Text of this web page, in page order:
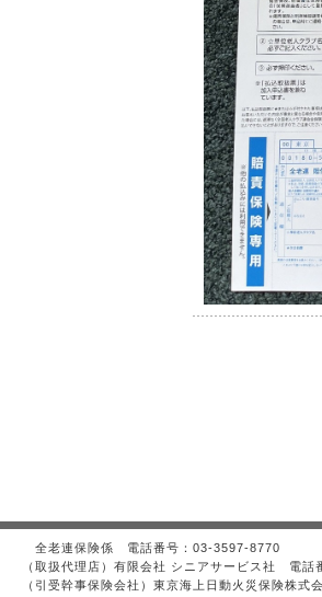
全老連保険係 電話番号：03-3597-8770
（取扱代理店）有限会社 シニアサービス社 電
（引受幹事保険会社）東京海上日動火災保険株式